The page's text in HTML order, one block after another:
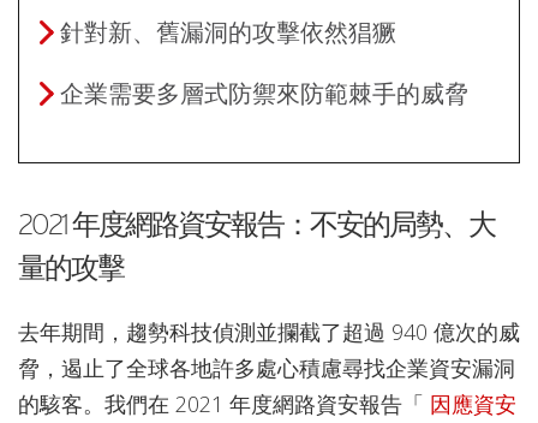
針對新、舊漏洞的攻擊依然猖獗
企業需要多層式防禦來防範棘手的威脅
2021 年度網路資安報告：不安的局勢、大
量的攻擊
去年期間，趨勢科技偵測並攔截了超過 940 億次的威
脅，遏止了全球各地許多處心積慮尋找企業資安漏洞
的駭客。我們在 2021 年度網路資安報告「 因應資安